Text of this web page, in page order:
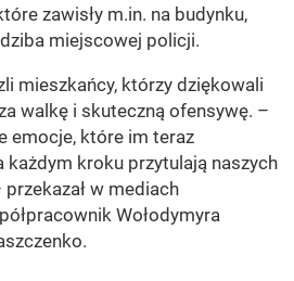
zawisły m.in. na budynku,
miejscowej policji.
mieszkańcy, którzy dziękowali
walkę i skuteczną ofensywę. –
emocje, które im teraz
każdym kroku przytulają naszych
w mediach
Wołodymyra